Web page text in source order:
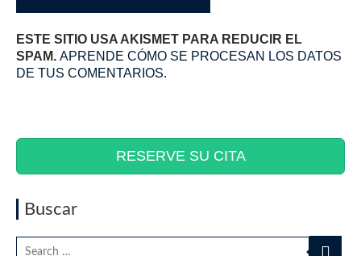
RESERVE SU CITA
Buscar
ESTE SITIO USA AKISMET PARA REDUCIR EL
SPAM. APRENDE CÓMO SE PROCESAN LOS DATOS
DE TUS COMENTARIOS.